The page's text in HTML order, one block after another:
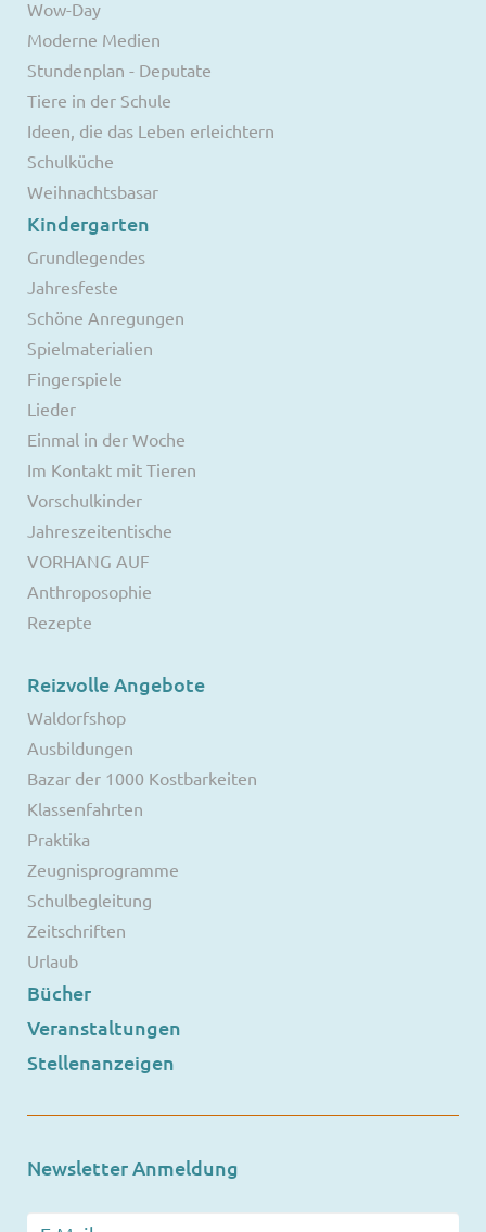
Wow-Day
Moderne Medien
Stundenplan - Deputate
Tiere in der Schule
Ideen, die das Leben erleichtern
Schulküche
Weihnachtsbasar
Kindergarten
Grundlegendes
Jahresfeste
Schöne Anregungen
Spielmaterialien
Fingerspiele
Lieder
Einmal in der Woche
Im Kontakt mit Tieren
Vorschulkinder
Jahreszeitentische
VORHANG AUF
Anthroposophie
Rezepte
Reizvolle Angebote
Waldorfshop
Ausbildungen
Bazar der 1000 Kostbarkeiten
Klassenfahrten
Praktika
Zeugnisprogramme
Schulbegleitung
Zeitschriften
Urlaub
Bücher
Veranstaltungen
Stellenanzeigen
Newsletter Anmeldung